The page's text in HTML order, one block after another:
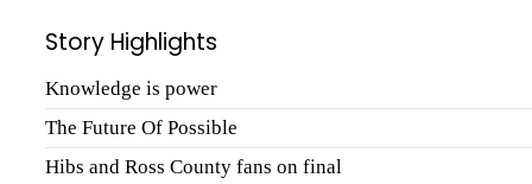
Story Highlights
Knowledge is power
The Future Of Possible
Hibs and Ross County fans on final